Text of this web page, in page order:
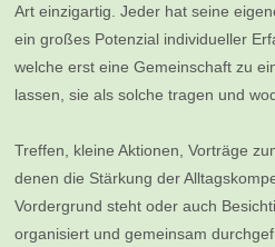
Art einzigartig. Jeder hat seine
ein großes Potenzial individueller
welche erst eine Gemeinschaft zu
lassen, sie als solche tragen und
Treffen, kleine Aktionen, Vorträge
denen die Stärkung der
Vordergrund steht oder auch
organisiert und gemeinsam